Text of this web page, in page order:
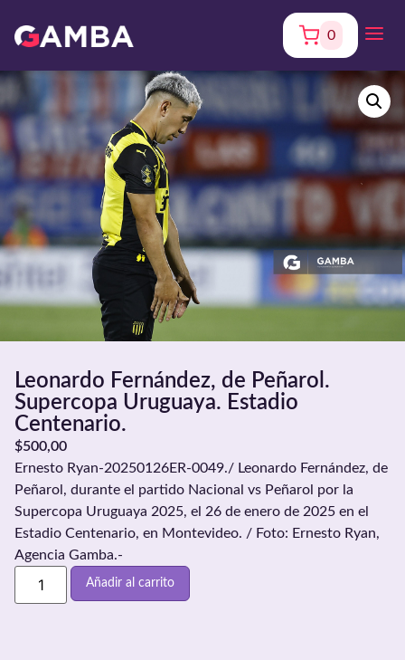
0
Leonardo Fernández, de Peñarol.
Supercopa Uruguaya. Estadio
Centenario.
$500,00
Ernesto Ryan-20250126ER-0049./ Leonardo Fernández, de
Peñarol, durante el partido Nacional vs Peñarol por la
Supercopa Uruguaya 2025, el 26 de enero de 2025 en el
Estadio Centenario, en Montevideo. / Foto: Ernesto Ryan,
Agencia Gamba.-
Añadir al carrito